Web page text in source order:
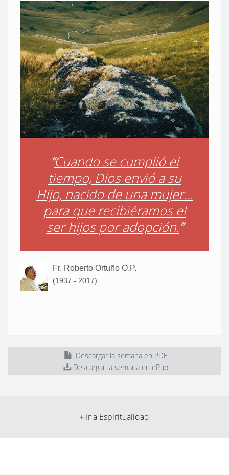
“Cuando se cumplió el
tiempo, Dios envió a su
Hijo, nacido de una mujer...
para que recibiéramos el
ser hijos por adopción.”
Fr. Roberto Ortuño O.P.
(1937 - 2017)
Descargar la semana en PDF
Descargar la semana en ePub
+ Ir a Espiritualidad